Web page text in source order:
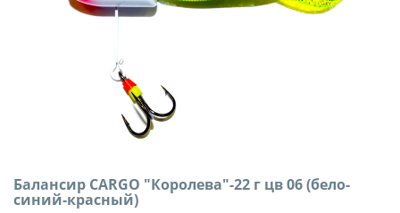
Балансир CARGO "Королева"-22 г цв 06 (бело-
синий-красный)